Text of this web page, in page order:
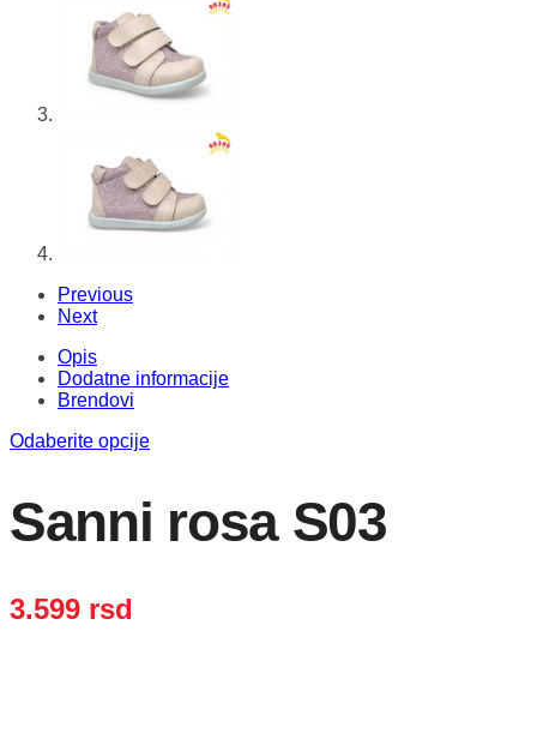
Previous
Next
Opis
Dodatne informacije
Brendovi
Odaberite opcije
Sanni rosa S03
3.599 rsd